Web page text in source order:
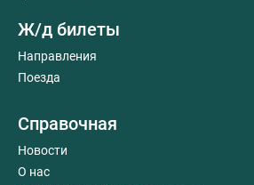
Ж/д билеты
Направления
Поезда
Справочная
Новости
О нас